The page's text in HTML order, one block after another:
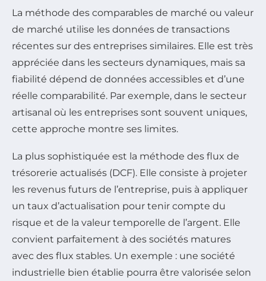
La méthode des comparables de marché ou valeur
de marché utilise les données de transactions
récentes sur des entreprises similaires. Elle est très
appréciée dans les secteurs dynamiques, mais sa
fiabilité dépend de données accessibles et d’une
réelle comparabilité. Par exemple, dans le secteur
artisanal où les entreprises sont souvent uniques,
cette approche montre ses limites.
La plus sophistiquée est la méthode des flux de
trésorerie actualisés (DCF). Elle consiste à projeter
les revenus futurs de l’entreprise, puis à appliquer
un taux d’actualisation pour tenir compte du
risque et de la valeur temporelle de l’argent. Elle
convient parfaitement à des sociétés matures
avec des flux stables. Un exemple : une société
industrielle bien établie pourra être valorisée selon